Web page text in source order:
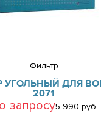
Фильтр
ДЛЯ
2071
запросу5 990 руб.